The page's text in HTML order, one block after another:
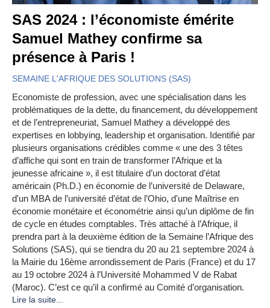
SAS 2024 : l’économiste émérite
Samuel Mathey confirme sa
présence à Paris !
SEMAINE L'AFRIQUE DES SOLUTIONS (SAS)
Economiste de profession, avec une spécialisation dans les
problématiques de la dette, du financement, du développement
et de l’entrepreneuriat, Samuel Mathey a développé des
expertises en lobbying, leadership et organisation. Identifié par
plusieurs organisations crédibles comme « une des 3 têtes
d’affiche qui sont en train de transformer l’Afrique et la
jeunesse africaine », il est titulaire d’un doctorat d’état
américain (Ph.D.) en économie de l’université de Delaware,
d'un MBA de l’université d’état de l’Ohio, d'une Maîtrise en
économie monétaire et économétrie ainsi qu’un diplôme de fin
de cycle en études comptables. Très attaché à l’Afrique, il
prendra part à la deuxième édition de la Semaine l’Afrique des
Solutions (SAS), qui se tiendra du 20 au 21 septembre 2024 à
la Mairie du 16ème arrondissement de Paris (France) et du 17
au 19 octobre 2024 à l’Université Mohammed V de Rabat
(Maroc). C’est ce qu’il a confirmé au Comité d’organisation.
Lire la suite...